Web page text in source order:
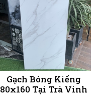
Gạch Bóng Kiếng
80x160 Tại Trà Vinh